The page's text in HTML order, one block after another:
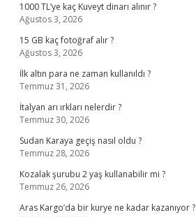
1000 TL’ye kaç Kuveyt dinarı alınır ?
Ağustos 3, 2026
15 GB kaç fotoğraf alır ?
Ağustos 3, 2026
İlk altın para ne zaman kullanıldı ?
Temmuz 31, 2026
İtalyan arı ırkları nelerdir ?
Temmuz 30, 2026
Sudan Karaya geçiş nasıl oldu ?
Temmuz 28, 2026
Kozalak şurubu 2 yaş kullanabilir mi ?
Temmuz 26, 2026
Aras Kargo’da bir kurye ne kadar kazanıyor ?